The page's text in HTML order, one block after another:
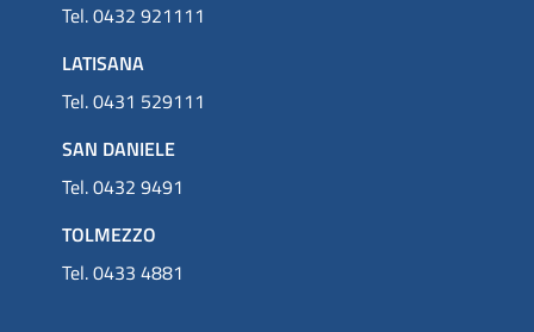
Tel. 0432 921111
LATISANA
Tel. 0431 529111
SAN DANIELE
Tel. 0432 9491
TOLMEZZO
Tel. 0433 4881